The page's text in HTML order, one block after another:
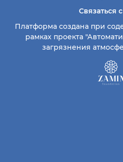
Связаться
Платформа создана при
рамках проекта
загрязнения